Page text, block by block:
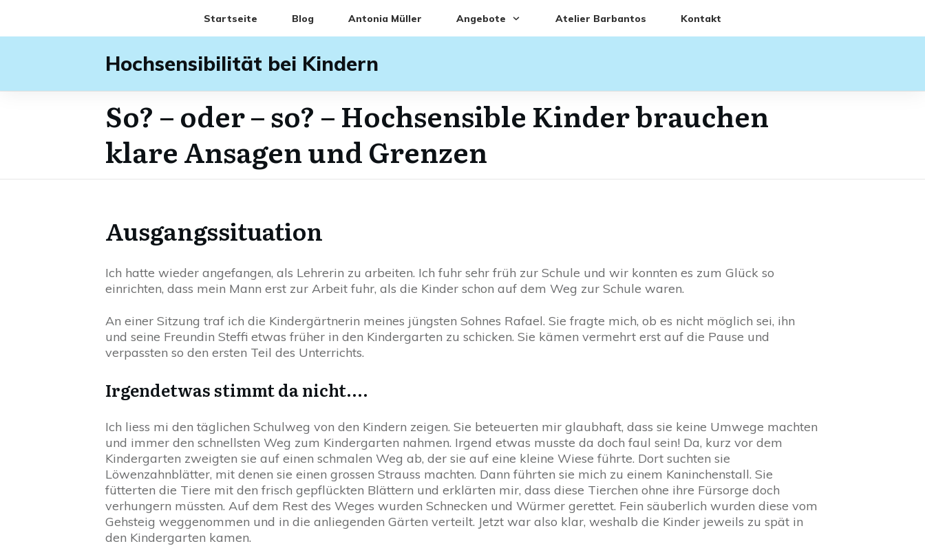
Startseite Blog Antonia Müller Angebote Atelier Barbantos Kontakt
Hochsensibilität bei Kindern
So? – oder – so? – Hochsensible Kinder brauchen
klare Ansagen und Grenzen
Ausgangssituation
Ich hatte wieder angefangen, als Lehrerin zu arbeiten. Ich fuhr sehr früh zur Schule und wir konnten es zum Glück so
einrichten, dass mein Mann erst zur Arbeit fuhr, als die Kinder schon auf dem Weg zur Schule waren.
An einer Sitzung traf ich die Kindergärtnerin meines jüngsten Sohnes Rafael. Sie fragte mich, ob es nicht möglich sei, ihn
und seine Freundin Steffi etwas früher in den Kindergarten zu schicken. Sie kämen vermehrt erst auf die Pause und
verpassten so den ersten Teil des Unterrichts.
Irgendetwas stimmt da nicht....
Ich liess mi den täglichen Schulweg von den Kindern zeigen. Sie beteuerten mir glaubhaft, dass sie keine Umwege machten
und immer den schnellsten Weg zum Kindergarten nahmen. Irgend etwas musste da doch faul sein! Da, kurz vor dem
Kindergarten zweigten sie auf einen schmalen Weg ab, der sie auf eine kleine Wiese führte. Dort suchten sie
Löwenzahnblätter, mit denen sie einen grossen Strauss machten. Dann führten sie mich zu einem Kaninchenstall. Sie
fütterten die Tiere mit den frisch gepflückten Blättern und erklärten mir, dass diese Tierchen ohne ihre Fürsorge doch
verhungern müssten. Auf dem Rest des Weges wurden Schnecken und Würmer gerettet. Fein säuberlich wurden diese vom
Gehsteig weggenommen und in die anliegenden Gärten verteilt. Jetzt war also klar, weshalb die Kinder jeweils zu spät in
den Kindergarten kamen.